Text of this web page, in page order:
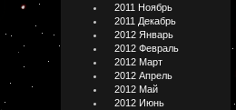
2011 Ноябрь
2011 Декабрь
2012 Январь
2012 Февраль
2012 Март
2012 Апрель
2012 Май
2012 Июнь